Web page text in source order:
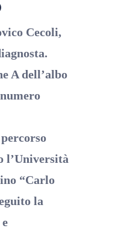
Cecoli,
A dell’albo
l’Università
“Carlo
la